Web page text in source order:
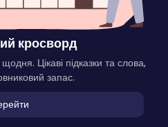
кросворд
Цікаві підказки та слова,
запас.